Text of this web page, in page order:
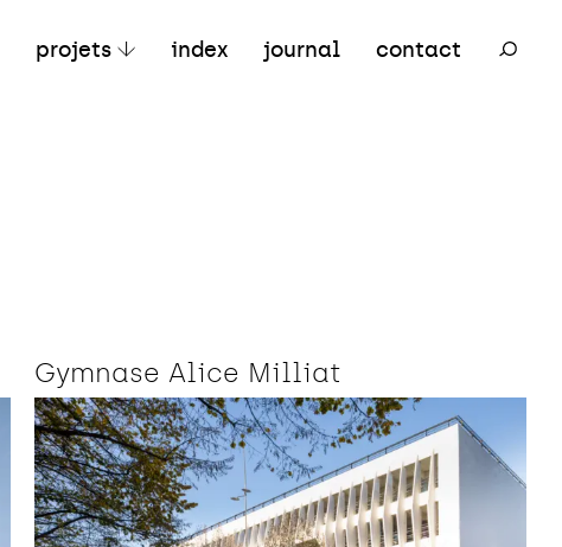
projets index journal contact
Gymnase Alice Milliat
Bois Commerce Mobilier intégré
Réhabilitation
Signalétique
Sport